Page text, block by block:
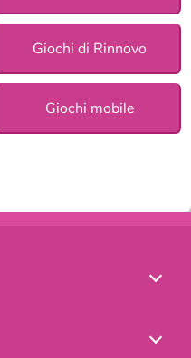
Giochi di Rinnovo
Giochi mobile